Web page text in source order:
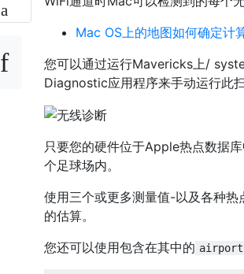
Mac OS上的地图如何确定计
您可以通过运行Mavericks上/
Diagnostic应用程序来手动运行此扫
只要您的硬件位于Apple热点数据
个足球场内。
使用三个或更多测量值-以及各种
的估算。
您还可以使用包含在其中的 airport